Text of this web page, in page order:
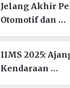
Jelang Akhir
Otomotif dan …
IIMS 2025:
Kendaraan …